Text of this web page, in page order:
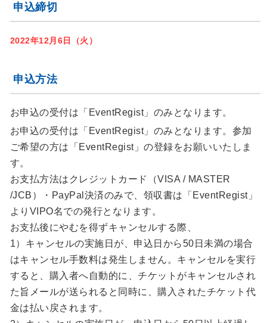
申込締切
2022年12月6日（火）
申込方法
お申込の受付は「EventRegist」のみとなります。
お申込の受付は「EventRegist」のみとなります。参加
ご希望の方は「EventRegist」の登録をお願いいたしま
す。
お支払方法はクレジットカード（VISA / MASTER
/JCB）・PayPal決済のみで、領収書は「EventRegist」
よりVIPO名での発行となります。
お支払後にやむを得ずキャンセルする際、
1）キャンセルの実施日が、申込日から50日未満の場合
はキャンセル手数料は発生しません。キャンセルを実行
すると、購入者へ自動的に、チケットがキャンセルされ
た旨メールが送られると同時に、購入されたチケット代
金は払い戻されます。